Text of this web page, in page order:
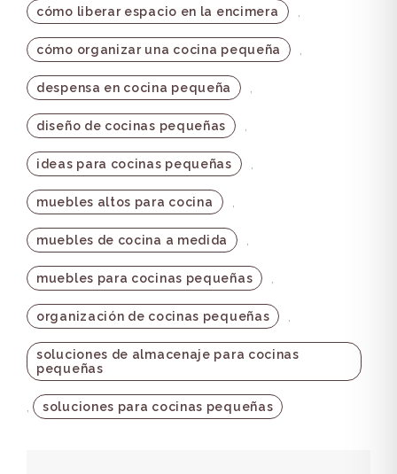
cómo liberar espacio en la encimera
cómo organizar una cocina pequeña
despensa en cocina pequeña
diseño de cocinas pequeñas
ideas para cocinas pequeñas
muebles altos para cocina
muebles de cocina a medida
muebles para cocinas pequeñas
organización de cocinas pequeñas
soluciones de almacenaje para cocinas
pequeñas
soluciones para cocinas pequeñas